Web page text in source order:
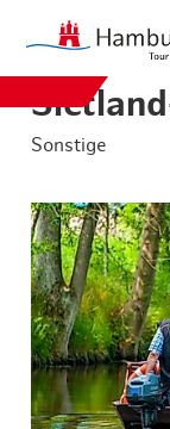
Sonstige